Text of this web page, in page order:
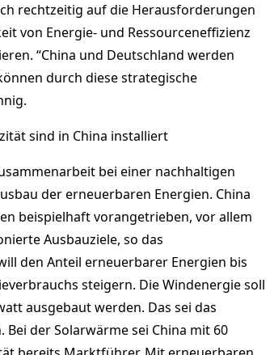
rechtzeitig auf die Herausforderungen
von Energie- und Ressourceneffizienz
“China und Deutschland werden
durch diese strategische
sind in China installiert
bei einer nachhaltigen
der erneuerbaren Energien. China
beispielhaft vorangetrieben, vor allem
Ausbauziele, so das
den Anteil erneuerbarer Energien bis
steigern. Die Windenergie soll
ausgebaut werden. Das sei das
der Solarwärme sei China mit 60